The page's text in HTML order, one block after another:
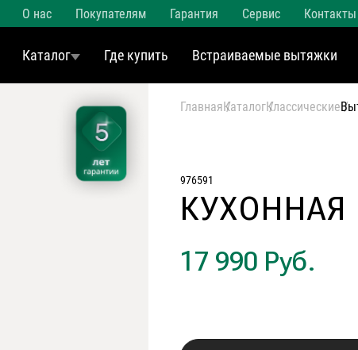
О нас Покупателям Гарантия Сервис Контакты
Каталог Где купить Встраиваемые вытяжки
ГлавнаяКаталогКлассические
976591
17 990 Руб.